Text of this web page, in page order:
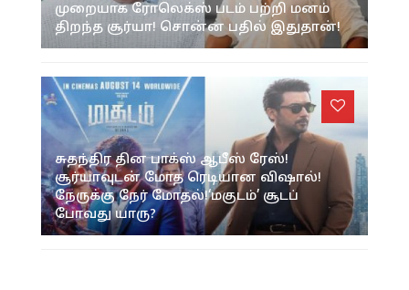
முறையாக ரோலெக்ஸ் படம் பற்றி மனம்
திறந்த சூர்யா! சொன்ன பதில் இதுதான்!
சுதந்திர தின பாக்ஸ் ஆபீஸ் ரேஸ்!
சூர்யாவுடன் மோத ரெடியான விஷால்!
நேருக்கு நேர் மோதல்!‘மகுடம்’ சூடப்
போவது யாரு?